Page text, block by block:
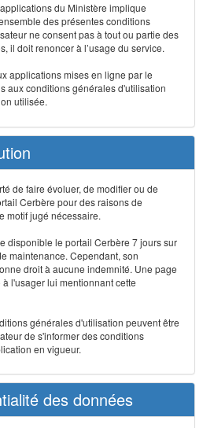
du Ministère implique
des présentes conditions
ne consent pas à tout ou partie des
il doit renoncer à l’usage du service.
applications mises en ligne par le
aux conditions générales d'utilisation
utilisée.
de faire évoluer, de modifier ou de
Cerbère pour des raisons de
motif jugé nécessaire.
disponible le portail Cerbère 7 jours sur
maintenance. Cependant, son
droit à aucune indemnité. Une page
l'usager lui mentionnant cette
générales d'utilisation peuvent être
de s'informer des conditions
en vigueur.
des données